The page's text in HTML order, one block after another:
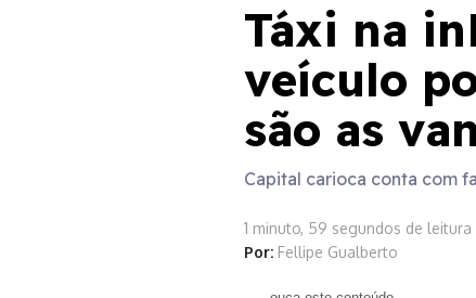
Táxi na
veículo
são as
Capital carioca conta com
1 minuto, 59 segundos de leitura
Por: Fellipe Gualberto